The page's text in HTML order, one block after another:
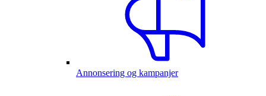
Annonsering og kampanjer